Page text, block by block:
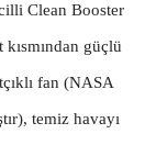
Clean Booster
güçlü
fan (NASA
temiz havayı